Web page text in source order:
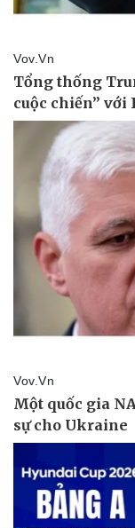
Văn hóa
Sân khấu - Điện ảnh
Âm nhạc
Di sản